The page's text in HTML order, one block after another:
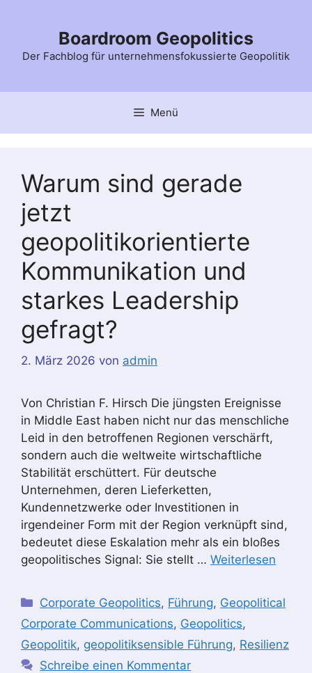
Boardroom Geopolitics
Der Fachblog für unternehmensfokussierte Geopolitik
Menü
Warum sind gerade
jetzt
geopolitikorientierte
Kommunikation und
starkes Leadership
gefragt?
2. März 2026 von admin
Von Christian F. Hirsch Die jüngsten Ereignisse
in Middle East haben nicht nur das menschliche
Leid in den betroffenen Regionen verschärft,
sondern auch die weltweite wirtschaftliche
Stabilität erschüttert. Für deutsche
Unternehmen, deren Lieferketten,
Kundennetzwerke oder Investitionen in
irgendeiner Form mit der Region verknüpft sind,
bedeutet diese Eskalation mehr als ein bloßes
geopolitisches Signal: Sie stellt … Weiterlesen
Kategorien
Corporate Geopolitics, Führung, Geopolitical
Corporate Communications, Geopolitics,
Geopolitik, geopolitiksensible Führung, Resilienz
Schreibe einen Kommentar